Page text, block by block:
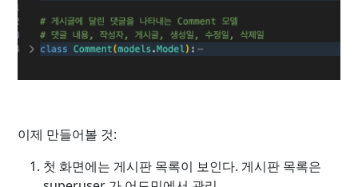
이제 만들어볼 것:
첫 화면에는 게시판 목록이 보인다. 게시판 목록은